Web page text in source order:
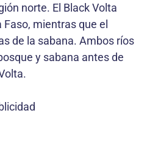
norte. El Black Volta
mientras que el
de la sabana. Ambos ríos
y sabana antes de